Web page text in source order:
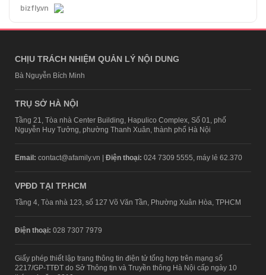
bizfly.vn
CHỊU TRÁCH NHIỆM QUẢN LÝ NỘI DUNG
Bà Nguyễn Bích Minh
TRỤ SỞ HÀ NỘI
Tầng 21, Tòa nhà Center Building, Hapulico Complex, Số 01, phố
Nguyễn Huy Tưởng, phường Thanh Xuân, thành phố Hà Nội
Email: contact@afamily.vn | Điện thoại: 024 7309 5555, máy lẻ 62.370
VPĐD TẠI TP.HCM
Tầng 4, Tòa nhà 123, số 127 Võ Văn Tần, Phường Xuân Hòa, TPHCM
Điện thoại: 028 7307 7979
Giấy phép thiết lập trang thông tin điện tử tổng hợp trên mạng số
2217/GP-TTĐT do Sở Thông tin và Truyền thông Hà Nội cấp ngày 10